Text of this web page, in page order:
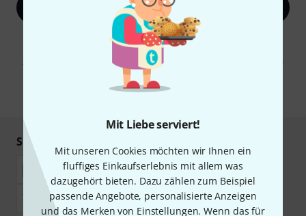
Mit Liebe serviert!
Mit unseren Cookies möchten wir Ihnen ein
fluffiges Einkaufserlebnis mit allem was
dazugehört bieten. Dazu zählen zum Beispiel
passende Angebote, personalisierte Anzeigen
und das Merken von Einstellungen. Wenn das für
Jetzt anmelden
Mit Klick auf „Jetzt anmelden“ stimmen Sie dem Erhalt von E-Mail-
Werbung und einer Messung des E-Mail-Nutzungsverhaltens zu. Die
Abmeldung ist jederzeit möglich. Weitere Informationen finden Sie in
unserenDatenschutzhinweisen
* Pflichtfeld
Sicher einkaufen & bezahlen